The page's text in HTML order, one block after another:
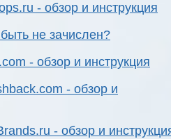
- обзор и инструкция
не зачислен?
- обзор и инструкция
- обзор и
- обзор и